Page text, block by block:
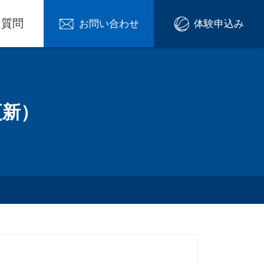
問 お問い合わせ 体験申込み
）